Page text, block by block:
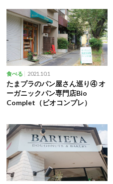
食べる 2021.10.1
たまプラのパン屋さん巡り④ オ
ーガニックパン専門店Bio
Complet（ビオコンプレ）